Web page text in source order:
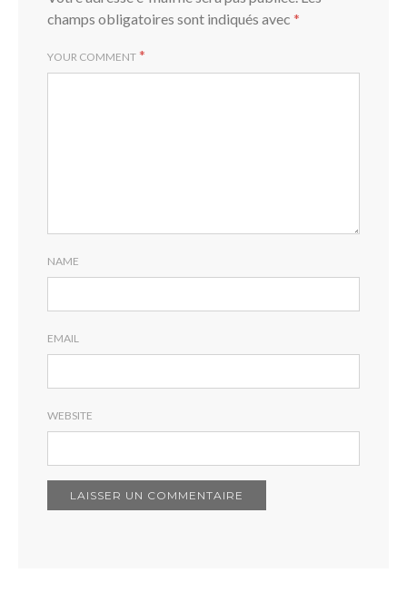
champs obligatoires sont indiqués avec *
YOUR COMMENT *
NAME
EMAIL
WEBSITE